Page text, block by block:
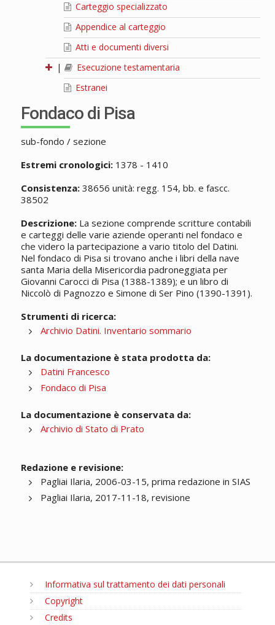
Carteggio specializzato
Appendice al carteggio
Atti e documenti diversi
|
Esecuzione testamentaria
Estranei
Fondaco di Pisa
sub-fondo / sezione
Estremi cronologici:1378 - 1410
Consistenza:38656 unità: regg. 154, bb. e fascc.
38502
Descrizione:La sezione comprende scritture contabili
e carteggi delle varie aziende operanti nel fondaco e
che videro la partecipazione a vario titolo del Datini.
Nel fondaco di Pisa si trovano anche i libri della nave
santa Maria della Misericordia padroneggiata per
Giovanni Carocci di Pisa (1388-1389); e un libro di
Niccolò di Pagnozzo e Simone di Ser Pino (1390-1391).
Strumenti di ricerca:
Archivio Datini. Inventario sommario
La documentazione è stata prodotta da:
Datini Francesco
Fondaco di Pisa
La documentazione è conservata da:
Archivio di Stato di Prato
Redazione e revisione:
Pagliai Ilaria, 2006-03-15, prima redazione in SIAS
Pagliai Ilaria, 2017-11-18, revisione
Informativa sul trattamento dei dati personali
Copyright
Credits